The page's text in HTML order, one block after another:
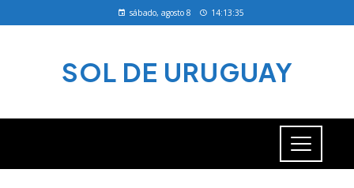
sábado, agosto 8 14:13:36
SOL DE URUGUAY